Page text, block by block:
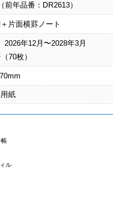
前年品番：DR2613）
片面横罫ノート
2026年12月〜2028年3月
70枚）
紙
帳
ル